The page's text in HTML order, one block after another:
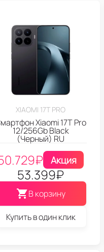
XIAOMI 17T PRO
Xiaomi 17T Pro
12/256Gb Black
(Черный) RU
₽ Акция
53.399₽
В корзину
Купить в один клик